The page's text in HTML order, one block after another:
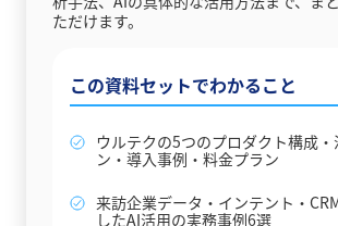
ただけます。
この資料セットでわかること
ウルテクの5つのプロダクト構成・
ン・導入事例・料金プラン
来訪企業データ・インテント・
したAI活用の実務事例6選